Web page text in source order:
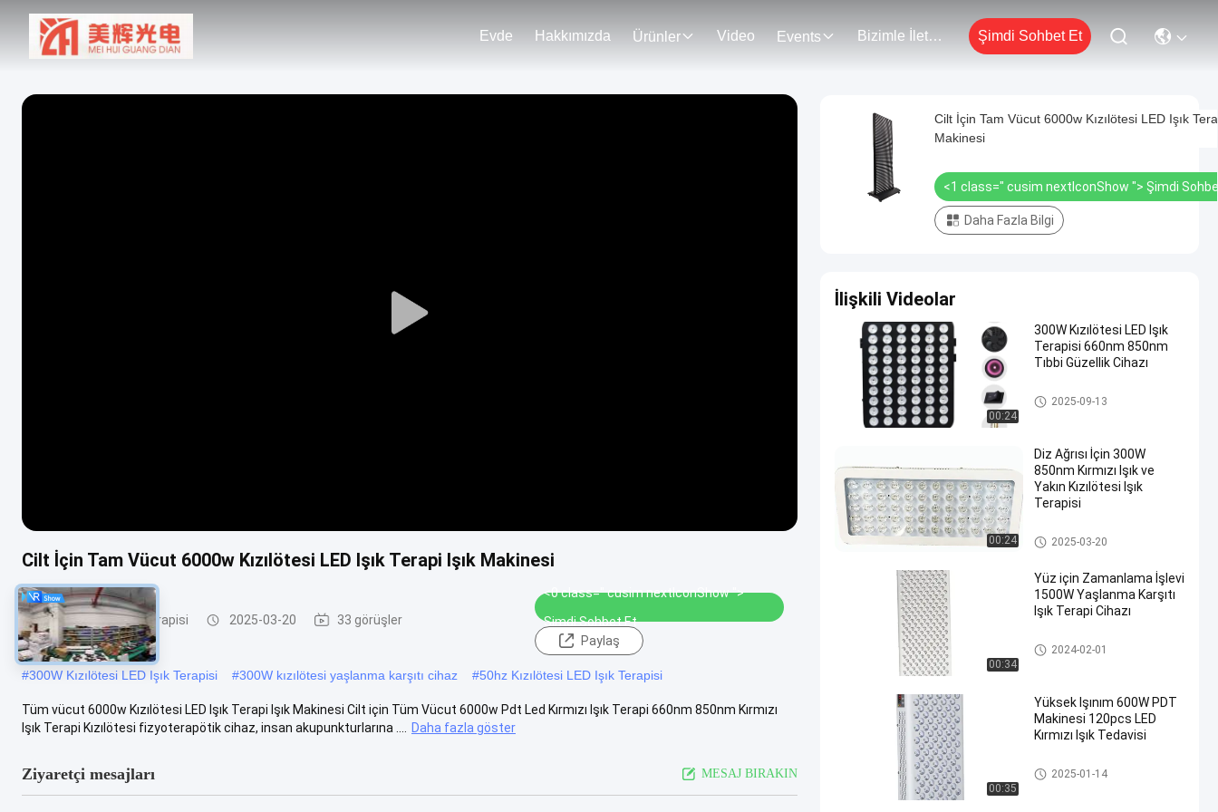
Evde Hakkımızda Ürünler Video Events Bizimle İletişim Şimdi Sohbet Et
Play
Cilt İçin Tam Vücut 6000w Kızılötesi LED Işık Terapi Işık Makinesi
Kızılötesi LED Işık Terapisi 2025-03-20 33 görüşler
<0 class=" cusim nextIconShow ">
Şimdi Sohbet Et
Paylaş
#300W Kızılötesi LED Işık Terapisi #300W kızılötesi yaşlanma karşıtı cihaz #50hz Kızılötesi LED Işık Terapisi
Tüm vücut 6000w Kızılötesi LED Işık Terapi Işık Makinesi Cilt için Tüm Vücut 6000w Pdt Led Kırmızı Işık Terapi 660nm 850nm Kırmızı
Işık Terapi Kızılötesi fizyoterapötik cihaz, insan akupunkturlarına ....
Daha fazla göster
Ziyaretçi mesajları MESAJ BIRAKIN
Cilt İçin Tam Vücut 6000w Kızılötesi LED Işık
Makinesi
<1 class=" cusim nextIconShow "> Şimdi
Daha Fazla Bilgi
İlişkili Videolar
00:24
300W Kızılötesi LED Işık
Terapisi 660nm 850nm
Tıbbi Güzellik Cihazı
Kızılötesi LED Işık Terapisi
2025-09-13
00:24
Diz Ağrısı İçin 300W
850nm Kırmızı Işık ve
Yakın Kızılötesi Işık
Terapisi
Kızılötesi LED Işık Terapisi
2025-03-20
00:34
Yüz için Zamanlama İşlevi
1500W Yaşlanma Karşıtı
Işık Terapi Cihazı
Kızılötesi LED Işık Terapisi
2024-02-01
00:35
Yüksek Işınım 600W PDT
Makinesi 120pcs LED
Kırmızı Işık Tedavisi
Kızılötesi LED Işık Terapisi
2025-01-14